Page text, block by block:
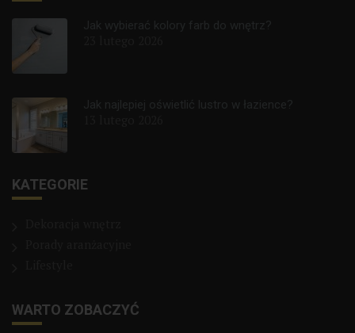
Jak wybierać kolory farb do wnętrz?
Jak najlepiej oświetlić lustro w łazience?
KATEGORIE
WARTO ZOBACZYĆ